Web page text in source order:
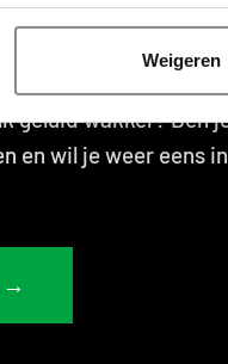
Weigeren
geluid wakker? Ben
en wil je weer eens
→